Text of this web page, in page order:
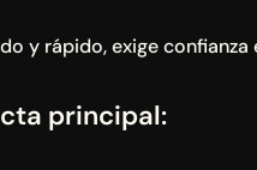
y rápido, exige
principal: